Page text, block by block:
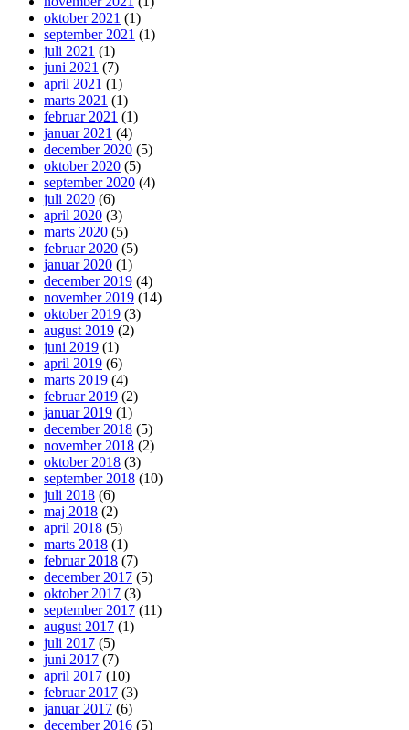
oktober 2021 (1)
september 2021 (1)
juli 2021 (1)
juni 2021 (7)
april 2021 (1)
marts 2021 (1)
februar 2021 (1)
januar 2021 (4)
december 2020 (5)
oktober 2020 (5)
september 2020 (4)
juli 2020 (6)
april 2020 (3)
marts 2020 (5)
februar 2020 (5)
januar 2020 (1)
december 2019 (4)
november 2019 (14)
oktober 2019 (3)
august 2019 (2)
juni 2019 (1)
april 2019 (6)
marts 2019 (4)
februar 2019 (2)
januar 2019 (1)
december 2018 (5)
november 2018 (2)
oktober 2018 (3)
september 2018 (10)
juli 2018 (6)
maj 2018 (2)
april 2018 (5)
marts 2018 (1)
februar 2018 (7)
december 2017 (5)
oktober 2017 (3)
september 2017 (11)
august 2017 (1)
juli 2017 (5)
juni 2017 (7)
april 2017 (10)
februar 2017 (3)
januar 2017 (6)
december 2016 (5)